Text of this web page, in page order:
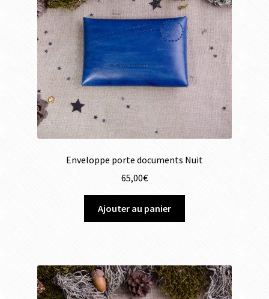
Enveloppe porte documents Nuit
65,00€
Ajouter au panier